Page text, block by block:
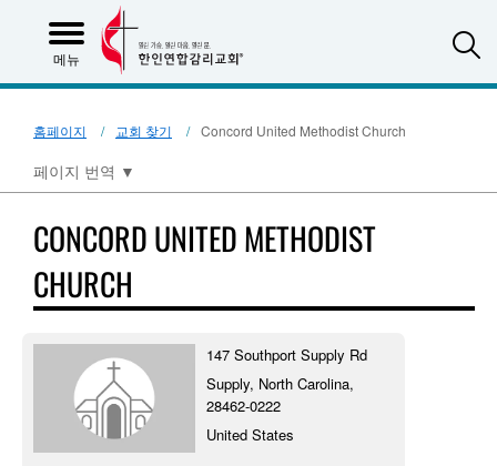
메뉴
홈페이지 교회 찾기 Concord United Methodist Church
페이지 번역 ▼
CONCORD UNITED METHODIST
CHURCH
147 Southport Supply Rd
Supply, North Carolina,
28462-0222
United States